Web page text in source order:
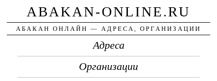
ABAKAN-ONLINE.RU
АБАКАН ОНЛАЙН — АДРЕСА, ОРГАНИЗАЦИИ
Адреса
Организации